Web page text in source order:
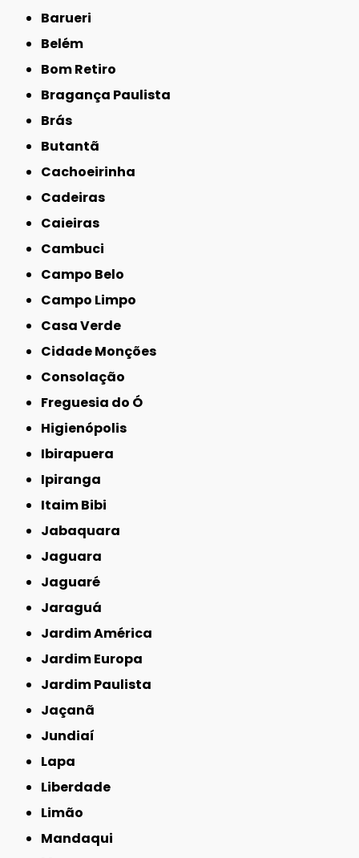
Barueri
Belém
Bom Retiro
Bragança Paulista
Brás
Butantã
Cachoeirinha
Cadeiras
Caieiras
Cambuci
Campo Belo
Campo Limpo
Casa Verde
Cidade Monções
Consolação
Freguesia do Ó
Higienópolis
Ibirapuera
Ipiranga
Itaim Bibi
Jabaquara
Jaguara
Jaguaré
Jaraguá
Jardim América
Jardim Europa
Jardim Paulista
Jaçanã
Jundiaí
Lapa
Liberdade
Limão
Mandaqui